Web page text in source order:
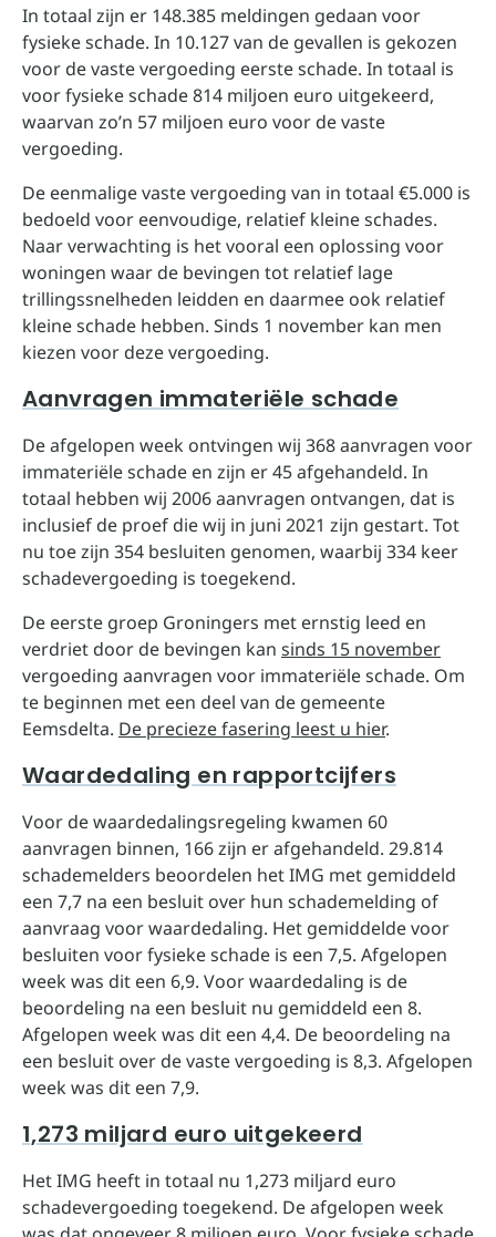
In totaal zijn er 148.385 meldingen gedaan voor
fysieke schade. In 10.127 van de gevallen is gekozen
voor de vaste vergoeding eerste schade. In totaal is
voor fysieke schade 814 miljoen euro uitgekeerd,
waarvan zo’n 57 miljoen euro voor de vaste
vergoeding.
De eenmalige vaste vergoeding van in totaal €5.000 is
bedoeld voor eenvoudige, relatief kleine schades.
Naar verwachting is het vooral een oplossing voor
woningen waar de bevingen tot relatief lage
trillingssnelheden leidden en daarmee ook relatief
kleine schade hebben. Sinds 1 november kan men
kiezen voor deze vergoeding.
Aanvragen immateriële schade
De afgelopen week ontvingen wij 368 aanvragen voor
immateriële schade en zijn er 45 afgehandeld. In
totaal hebben wij 2006 aanvragen ontvangen, dat is
inclusief de proef die wij in juni 2021 zijn gestart. Tot
nu toe zijn 354 besluiten genomen, waarbij 334 keer
schadevergoeding is toegekend.
De eerste groep Groningers met ernstig leed en
verdriet door de bevingen kan sinds 15 november
vergoeding aanvragen voor immateriële schade. Om
te beginnen met een deel van de gemeente
Eemsdelta. De precieze fasering leest u hier.
Waardedaling en rapportcijfers
Voor de waardedalingsregeling kwamen 60
aanvragen binnen, 166 zijn er afgehandeld. 29.814
schademelders beoordelen het IMG met gemiddeld
een 7,7 na een besluit over hun schademelding of
aanvraag voor waardedaling. Het gemiddelde voor
besluiten voor fysieke schade is een 7,5. Afgelopen
week was dit een 6,9. Voor waardedaling is de
beoordeling na een besluit nu gemiddeld een 8.
Afgelopen week was dit een 4,4. De beoordeling na
een besluit over de vaste vergoeding is 8,3. Afgelopen
week was dit een 7,9.
1,273 miljard euro uitgekeerd
Het IMG heeft in totaal nu 1,273 miljard euro
schadevergoeding toegekend. De afgelopen week